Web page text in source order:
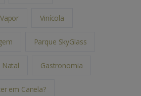
Vinícola
Parque SkyGlass
Natal Gastronomia
em Canela?